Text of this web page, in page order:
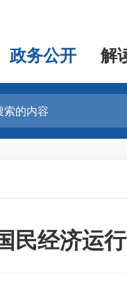
政务公开 解
民经济运